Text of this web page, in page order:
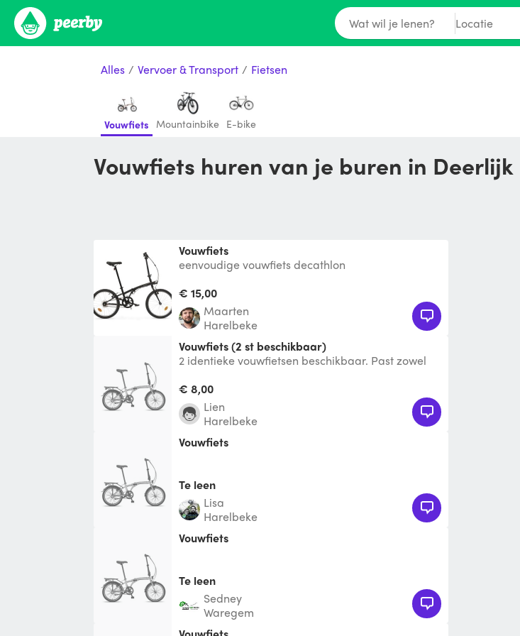
Wat wil je lenen? Locatie
Alles / Vervoer & Transport / Fietsen
Vouwfiets Mountainbike E-bike
Vouwfiets huren van je buren in Deerlijk
Vouwfiets
eenvoudige vouwfiets decathlon
€ 15,00
Maarten
Harelbeke
vouwfiets (2 st beschikbaar)
2 identieke vouwfietsen beschikbaar. Past zowel
helem
€ 8,00
Lien
Harelbeke
Vouwfiets
Te leen
Lisa
Harelbeke
Vouwfiets
Te leen
Sedney
Waregem